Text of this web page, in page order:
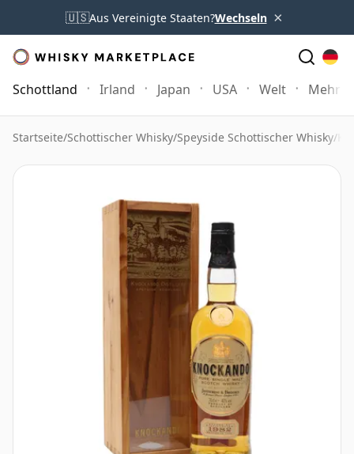
🇺🇸Aus Vereinigte Staaten?Wechseln ×
Schottland Irland Japan USA Welt Mehr
Startseite/Schottischer Whisky/Speyside Schottischer Whisky/